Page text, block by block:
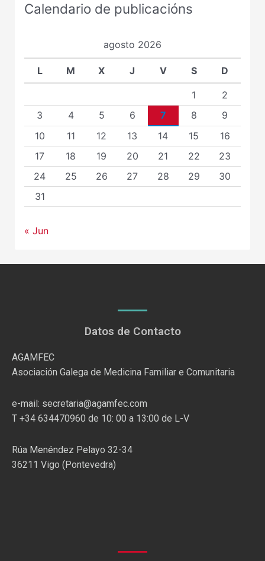
Calendario de publicacións
agosto 2026
L M X J V S D
1
2
3
4 5 6 7 8
9
10
11 12 13 14 15
16
17
18 19 20 21 22
23
24
25 26 27 28 29
30
31
« Jun
Datos de Contacto
AGAMFEC
Asociación Galega de Medicina Familiar e Comunitaria
e-mail: secretaria@agamfec.com
T +34 634470960 de 10: 00 a 13:00 de L-V
Rúa Menéndez Pelayo 32-34
36211 Vigo (Pontevedra)